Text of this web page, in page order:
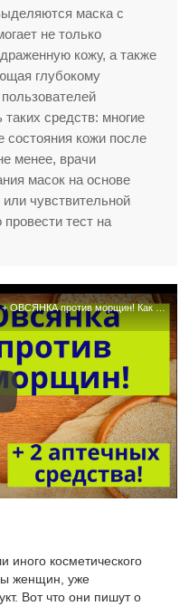
маска с
не только
кожу, а также
глубокому
средств: многие
состояния кожи после
менее, врачи
масок на основе
чувствительной
тест на
иного косметического
женщин, уже
Вот что они пишут о